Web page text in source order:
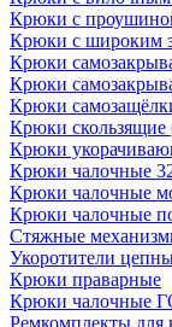
Крюки с
Крюки с широким
Крюки
Крюки
Крюки
Крюки скользящие
Крюки
Крюки чалочные
Крюки чалочные
Крюки чалочные
Стяжные
Укоротители
Крюки праварные
Крюки чалочные
Ремкомплекты для